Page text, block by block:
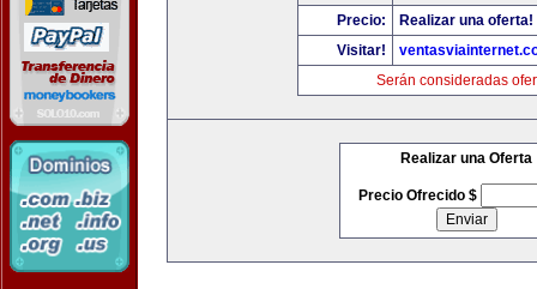
Precio:
Realizar una oferta!
Visitar!
Serán consideradas
Realizar una Oferta
Precio Ofrecido $